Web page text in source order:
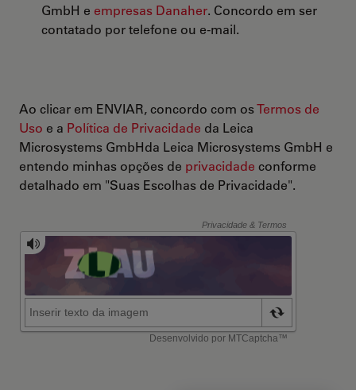
GmbH e empresas Danaher. Concordo em ser
contatado por telefone ou e-mail.
Ao clicar em ENVIAR, concordo com osTermos de
Uso e a Política de Privacidade da Leica
Microsystems GmbHda Leica Microsystems GmbH e
entendo minhas opções de privacidade conforme
detalhado em "Suas Escolhas de Privacidade".